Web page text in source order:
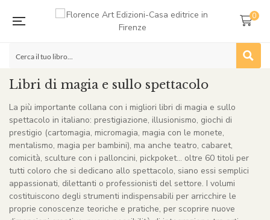
0
Libri di magia e sullo spettacolo
La più importante collana con i migliori libri di magia e sullo
spettacolo in italiano: prestigiazione, illusionismo, giochi di
prestigio (cartomagia, micromagia, magia con le monete,
mentalismo, magia per bambini), ma anche teatro, cabaret,
comicità, sculture con i palloncini, pickpoket… oltre 60 titoli per
tutti coloro che si dedicano allo spettacolo, siano essi semplici
appassionati, dilettanti o professionisti del settore. I volumi
costituiscono degli strumenti indispensabili per arricchire le
proprie conoscenze teoriche e pratiche, per scoprire nuove